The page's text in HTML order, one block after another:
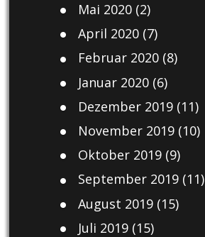
Mai 2020(2)
April 2020(7)
Februar 2020(8)
Januar 2020(6)
Dezember 2019(11)
November 2019(10)
Oktober 2019(9)
September 2019(11)
August 2019(15)
Juli 2019(15)